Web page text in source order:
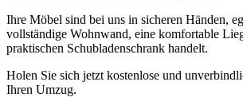
Ihre Möbel sind bei uns in sicheren Händen,
vollständige Wohnwand, eine komfortable
praktischen Schubladenschrank handelt.
Holen Sie sich jetzt kostenlose und
Ihren Umzug.